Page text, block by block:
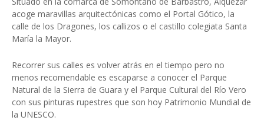
acoge maravillas arquitectónicas como el Portal Gótico, la
calle de los Dragones, los callizos o el castillo colegiata Santa
María la Mayor.
Recorrer sus calles es volver atrás en el tiempo pero no
menos recomendable es escaparse a conocer el Parque
Natural de la Sierra de Guara y el Parque Cultural del Río Vero
con sus pinturas rupestres que son hoy Patrimonio Mundial de
la UNESCO.